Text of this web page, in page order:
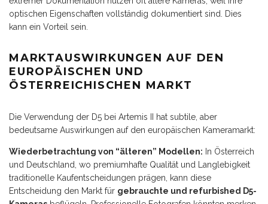
optischen Eigenschaften vollständig dokumentiert sind. Dies
kann ein Vorteil sein.
MARKTAUSWIRKUNGEN AUF DEN
EUROPÄISCHEN UND
ÖSTERREICHISCHEN MARKT
Die Verwendung der D5 bei Artemis II hat subtile, aber
bedeutsame Auswirkungen auf den europäischen Kameramarkt:
Wiederbetrachtung von “älteren” Modellen: In Österreich
und Deutschland, wo premiumhafte Qualität und Langlebigkeit
traditionelle Kaufentscheidungen prägen, kann diese
Entscheidung den Markt für gebrauchte und refurbished D5-